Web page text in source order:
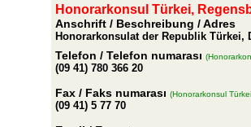
Honorarkonsul Türkei,
Anschrift / Beschreibung / Adres
Honorarkonsulat der Republik Türkei,
Telefon / Telefon numarası
(09 41) 780 366 20
Fax / Faks numarası (Honorarkonsul
(09 41) 5 77 70